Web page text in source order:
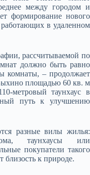
между городом и
формирование нового
в удаленном
рассчитываемой по
должно быть равно
комнаты, – продолжает
площадью 60 кв. м
метровый таунхаус в
путь к улучшению
разные вилы жилья:
таунхаусы или
покупатели такого
к природе.